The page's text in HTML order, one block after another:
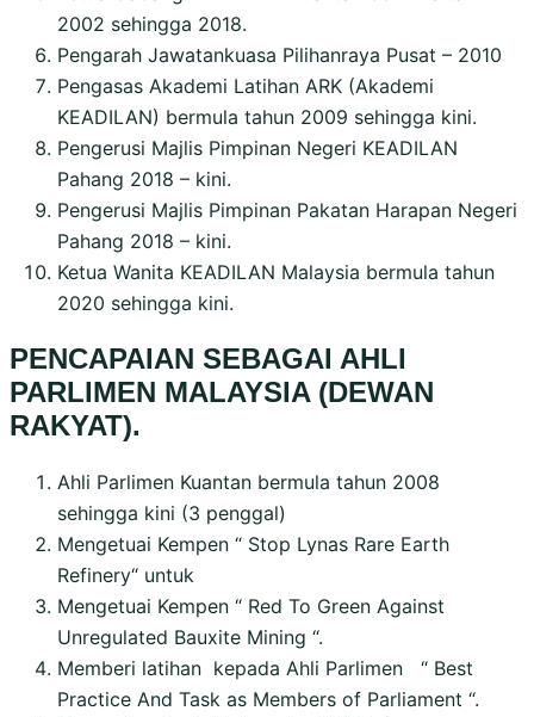
2002 sehingga 2018.
Pengarah Jawatankuasa Pilihanraya Pusat – 2010
Pengasas Akademi Latihan ARK (Akademi
KEADILAN) bermula tahun 2009 sehingga kini.
Pengerusi Majlis Pimpinan Negeri KEADILAN
Pahang 2018 – kini.
Pengerusi Majlis Pimpinan Pakatan Harapan Negeri
Pahang 2018 – kini.
Ketua Wanita KEADILAN Malaysia bermula tahun
2020 sehingga kini.
PENCAPAIAN SEBAGAI AHLI
PARLIMEN MALAYSIA (DEWAN
RAKYAT).
Ahli Parlimen Kuantan bermula tahun 2008
sehingga kini (3 penggal)
Mengetuai Kempen “ Stop Lynas Rare Earth
Refinery“ untuk
Mengetuai Kempen “ Red To Green Against
Unregulated Bauxite Mining “.
Memberi latihan kepada Ahli Parlimen “ Best
Practice And Task as Members of Parliament “.